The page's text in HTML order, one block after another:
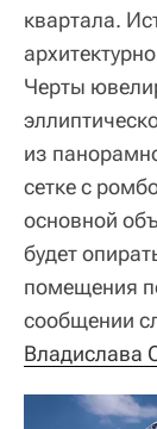
квартала.
Черты
из
сетке с
основной
будет
помещения
сообщении
Владислава